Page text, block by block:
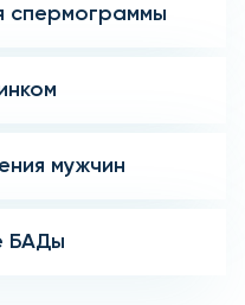
спермограммы
мужчин
БАДы